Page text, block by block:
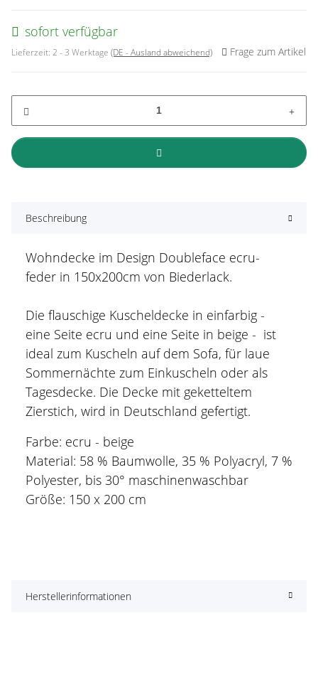
sofort verfügbar
Lieferzeit: 2 - 3 Werktage (DE - Ausland abweichend) Frage zum Artikel
Beschreibung
Wohndecke im Design Doubleface ecru-
feder in 150x200cm von Biederlack.
Die flauschige Kuscheldecke in einfarbig -
eine Seite ecru und eine Seite in beige - ist
ideal zum Kuscheln auf dem Sofa, für laue
Sommernächte zum Einkuscheln oder als
Tagesdecke. Die Decke mit geketteltem
Zierstich, wird in Deutschland gefertigt.
Farbe: ecru - beige
Material: 58 % Baumwolle, 35 % Polyacryl, 7 %
Polyester, bis 30° maschinenwaschbar
Größe: 150 x 200 cm
Herstellerinformationen